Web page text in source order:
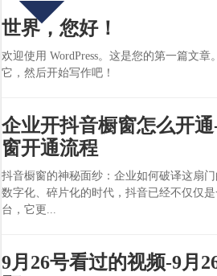
世界，您好！
欢迎使用 WordPress。这是您的第一篇文章
它，然后开始写作吧！
企业开抖音橱窗怎么开
窗开通流程
抖音橱窗的神秘面纱：企业如何破译这扇
数字化、碎片化的时代，抖音已经不仅仅
台，它更...
9月26号看过的视频-9月